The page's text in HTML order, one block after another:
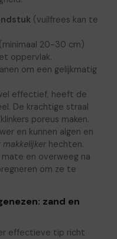
(vuilfrees kan te
(minimaal 20-30 cm)
oppervlak.
om een gelijkmatig
effectief, heeft de
De krachtige straal
poreus maken.
en kunnen algen en
makkelijkerhechten.
en overweeg na
om ze te
zand en
effectieve tip richt